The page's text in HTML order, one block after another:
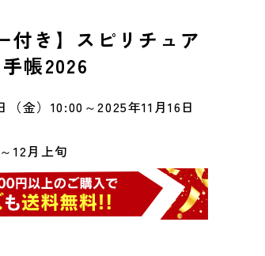
付き】スピリチュア
帳2026
（金）10:00～2025年11月16日
12月上旬